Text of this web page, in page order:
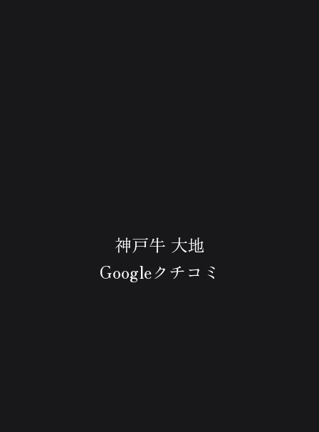
神戸牛 大地
Googleクチコミ